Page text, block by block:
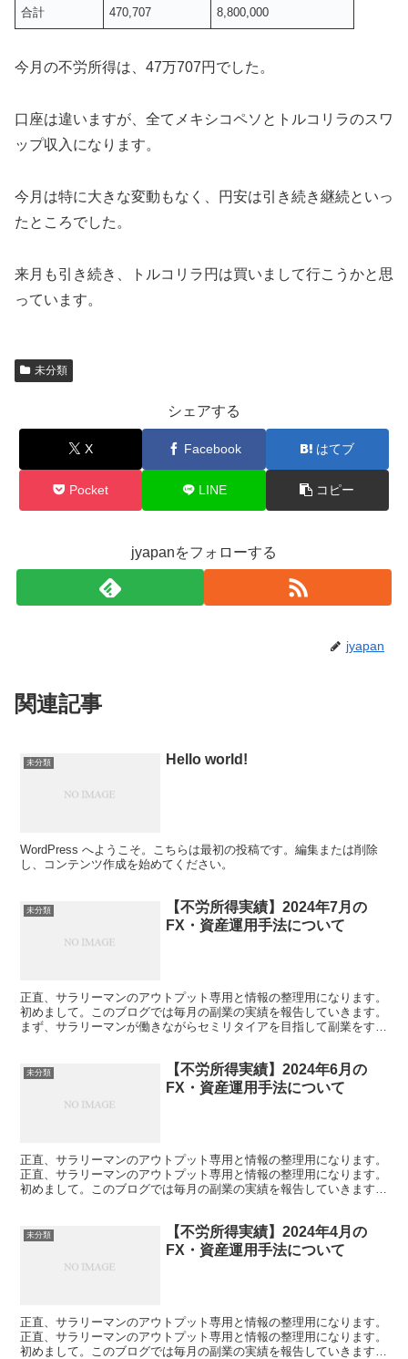
合計 470,707 8,800,000
今月の不労所得は、47万707円でした。
口座は違いますが、全てメキシコペソとトルコリラのスワ
ップ収入になります。
今月は特に大きな変動もなく、円安は引き続き継続といっ
たところでした。
来月も引き続き、トルコリラ円は買いまして行こうかと思
っています。
未分類
シェアする
X Facebook はてブ
Pocket LINE コピー
jyapanをフォローする
jyapan
関連記事
未分類 Hello world!
WordPress へようこそ。こちらは最初の投稿です。編集または削除
し、コンテンツ作成を始めてください。
未分類
【不労所得実績】2024年7月の
FX・資産運用手法について
正直、サラリーマンのアウトプット専用と情報の整理用になります。
初めまして。このブログでは毎月の副業の実績を報告していきます。
まず、サラリーマンが働きながらセミリタイアを目指して副業をする
未分類
【不労所得実績】2024年6月の
FX・資産運用手法について
正直、サラリーマンのアウトプット専用と情報の整理用になります。
正直、サラリーマンのアウトプット専用と情報の整理用になります。
初めまして。このブログでは毎月の副業の実績を報告していきます。
未分類
【不労所得実績】2024年4月の
FX・資産運用手法について
正直、サラリーマンのアウトプット専用と情報の整理用になります。
正直、サラリーマンのアウトプット専用と情報の整理用になります。
初めまして。このブログでは毎月の副業の実績を報告していきます。